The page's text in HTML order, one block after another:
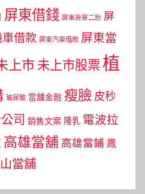
屏東借錢 屏東房屋二胎 屏
借款 屏東汽車借款 屏東當
上市 未上市股票植
玻尿酸 當舖金融 瘦臉 皮秒
司 銷售文案 隆乳 電波拉
高雄當舖 高雄當鋪 鳳
當舖